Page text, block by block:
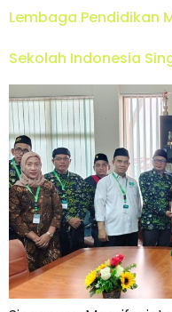
Lembaga Pendidikan
Sekolah Indonesia